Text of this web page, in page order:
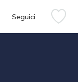
Seguici